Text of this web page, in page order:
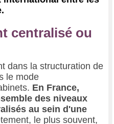
centralisé ou
dans la structuration de
le mode
En France,
des niveaux
au sein d'une
le plus souvent,